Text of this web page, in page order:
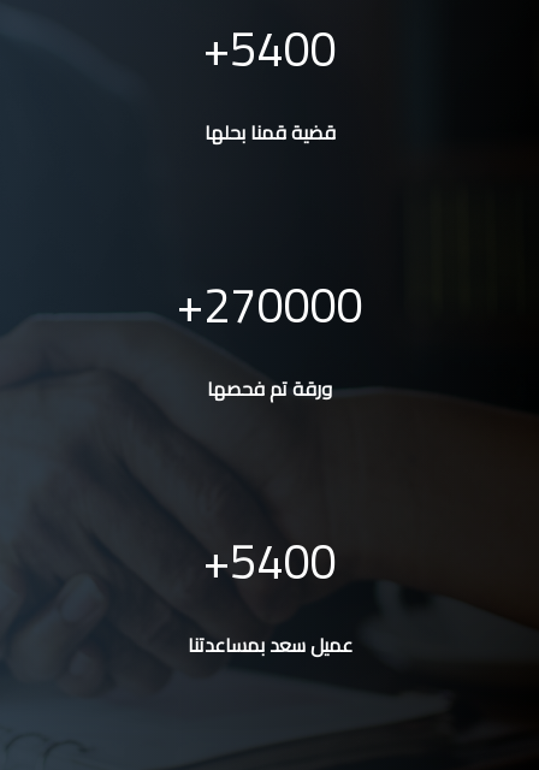
5400
قضية قمنا بحلها
270000
ورقة تم فحصها
5400
عميل سعد بمساعدتنا